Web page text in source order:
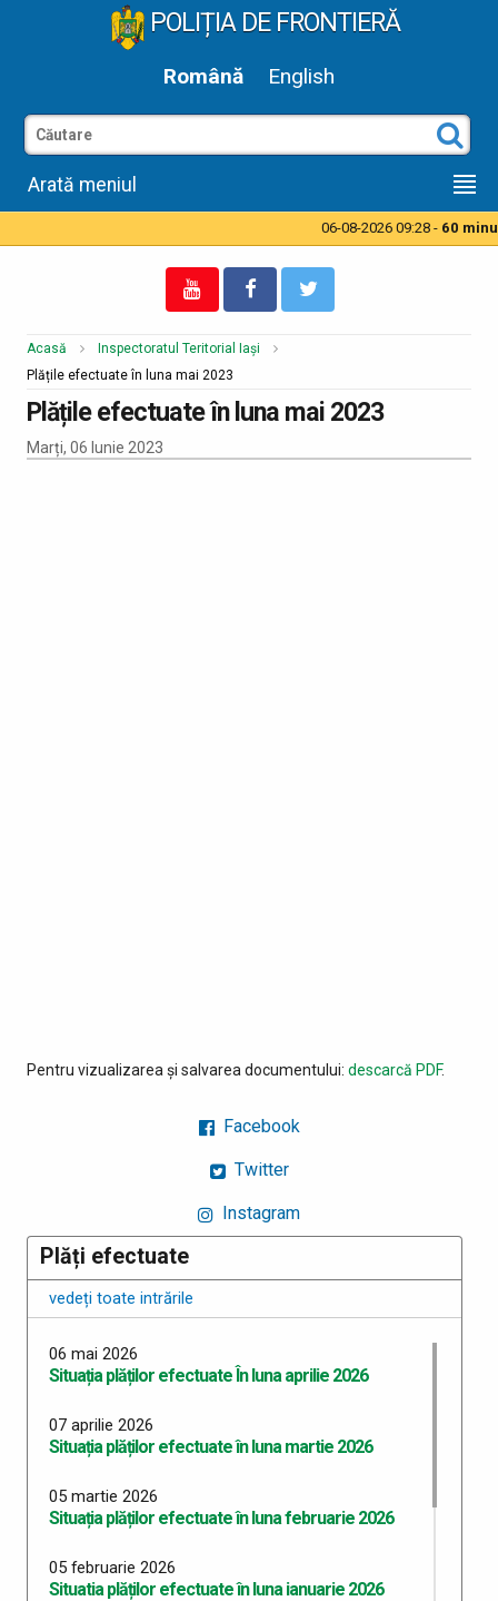
POLIȚIA DE FRONTIERĂ
Română English
Arată meniul
06-08-2026 09:28 -60
Acasă
Inspectoratul Teritorial Iași
Plățile efectuate în luna mai 2023
Plățile efectuate în luna mai 2023
Marți, 06 Iunie 2023
Pentru vizualizarea și salvarea documentului: descarcă PDF.
Facebook
Twitter
Instagram
Plăți efectuate
vedeți toate intrările
06 mai 2026
Situația plăților efectuate În luna aprilie 2026
07 aprilie 2026
Situația plăților efectuate în luna martie 2026
05 martie 2026
Situația plăților efectuate în luna februarie 2026
05 februarie 2026
Situatia plăților efectuate în luna ianuarie 2026